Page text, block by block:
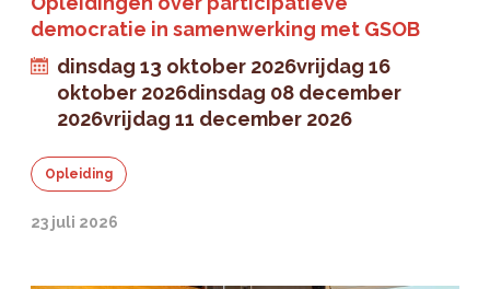
democratie in samenwerking met GSOB
dinsdag 13 oktober 2026vrijdag 16
oktober 2026dinsdag 08 december
2026vrijdag 11 december 2026
Opleiding
23 juli 2026